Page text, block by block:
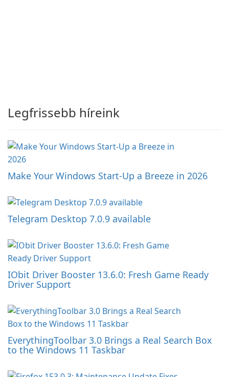
Legfrissebb híreink
Make Your Windows Start-Up a Breeze in 2026
Telegram Desktop 7.0.9 available
IObit Driver Booster 13.6.0: Fresh Game Ready
Driver Support
EverythingToolbar 3.0 Brings a Real Search Box
to the Windows 11 Taskbar